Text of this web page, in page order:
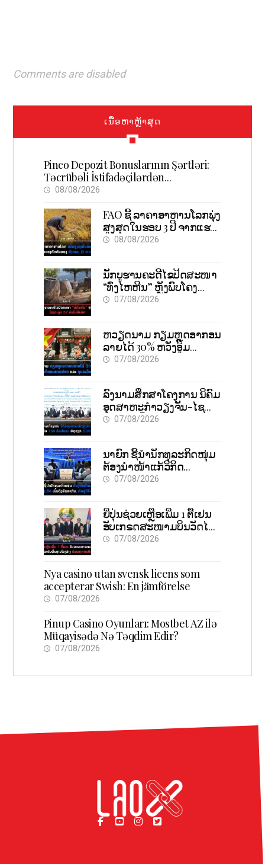
Comments are disabled
ເນື້ອຫາຫຼ້າສຸດ
Pinco Depozit Bonuslarının Şərtləri:
Təcrübəli İstifadəçilərdən
Məsləhətlər
08/08/2026
FAO ຊີ້ ລາຄາອາຫານໂລກພຸ່ງ
ສູງສຸດໃນຮອບ 3 ປີ ຈາກແຮງ
ກົດດັນຂອງສົງຄາມ, El nino
08/08/2026
ນັກບູຮານຄະດີໄຂປິດສະໜາ
“ທົ່ງໄຫຫີນ” ຫຼັງພົບໂຄງ
ກະດູກ 37 ຄົນໃນຫີນຍັກ
07/08/2026
ຫວຽດນາມ ກຽມຫຼຸດອາກອນ
ລາຍໄດ້ 30% ຫວັງອູ້ມ
ທຸລະກິດຂະໜາດນ້ອຍ ແລະ
07/08/2026
ລົງນາມສຶກສາໂຄງການ ນິຄົມ
ອຸດສາຫະກຳວຽງຈັນ-ໄຊ
ທານີ ຕັ້ງເປົ້າດຶງທຶນ 150 ລ້ານ
07/08/2026
ນາຍົກ ຊີ້ນຳນັກທຸລະກິດໜຸ່ມ
ຕ້ອງນຳໜ້າແກ້ວິກິດ
ເສດຖະກິດ ເນັ້ນດຶງທຶນ
07/08/2026
ຍີ່ປຸ່ນຊ່ວຍເຫຼືອເພີ່ມ 1 ຕື້ເຢນ
ອັບເກຣດສະໜາມບິນວັດໄຕ
ຮັບຮອງການເຕີບໂຕ
07/08/2026
Nya casino utan svensk licens som
accepterar Swish: En jämförelse
07/08/2026
Pinup Casino Oyunları: Mostbet AZ ilə
Müqayisədə Nə Təqdim Edir?
07/08/2026